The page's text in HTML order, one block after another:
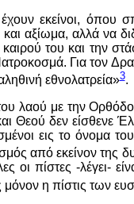
εκείνοι, όπου
αξίωμα, αλλά να
του και την
Για τον
εθνολατρεία»3.
με την Ορθόδοξη
δεν είσθενε
εις το όνομα
από εκείνον
οι πίστες -λέγει-
η πίστις των